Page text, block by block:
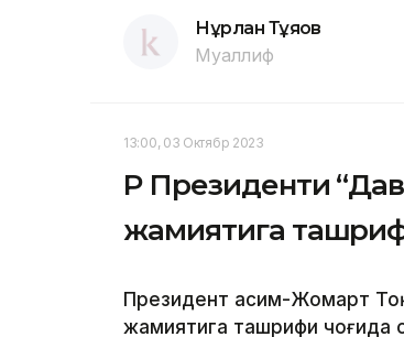
Нұрлан Тұяқов
Муаллиф
13:00, 03 Октябр 2023
ҚР Президенти
жамиятига
Президент Қасим-Жомарт
жамиятига ташрифи чоғида